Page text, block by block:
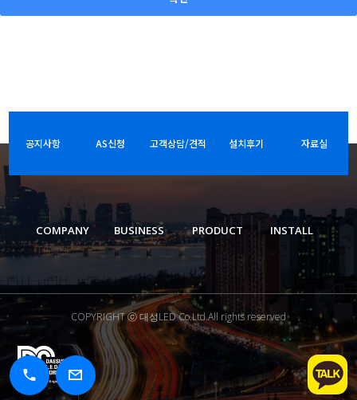
공지사항 AS신청 고객상담/견적 설치후기 자료실
COMPANY BUSINESS PRODUCT INSTALL
COPYRIGHT ⓒ 대성LED Co.Ltd.All rights reserved